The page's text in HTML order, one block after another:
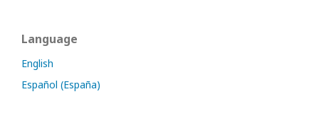
Language
English
Español (España)